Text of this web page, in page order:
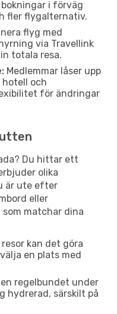
i förväg
fler flygalternativ.
flyg med
via Travellink
totala resa.
Medlemmar låser upp
hotell och
för ändringar
Du hittar ett
olika
är ute efter
eller
matchar dina
kan det göra
en plats med
regelbundet under
hydrerad, särskilt på